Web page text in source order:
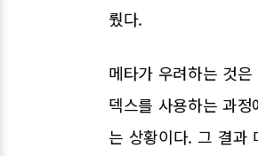
뤘다.
메타가 우려하는 것
덱스를 사용하는 과
는 상황이다. 그 결과